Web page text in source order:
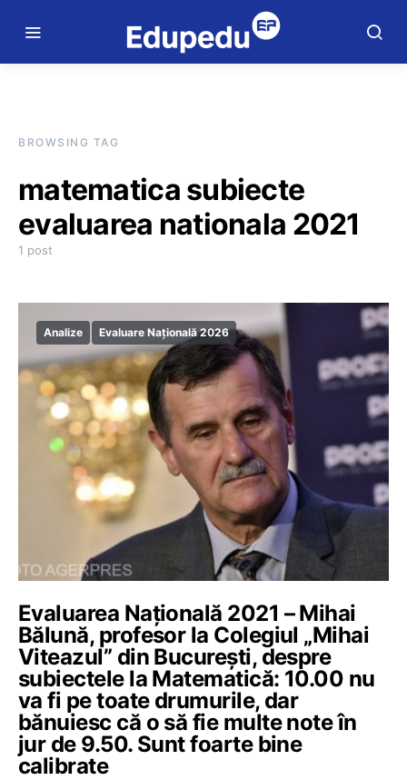
BROWSING TAG
matematica subiecte
evaluarea nationala 2021
1 post
Analize Evaluare Națională 2026
Evaluarea Națională 2021 – Mihai
Bălună, profesor la Colegiul „Mihai
Viteazul” din București, despre
subiectele la Matematică: 10.00 nu
va fi pe toate drumurile, dar
bănuiesc că o să fie multe note în
jur de 9.50. Sunt foarte bine
calibrate